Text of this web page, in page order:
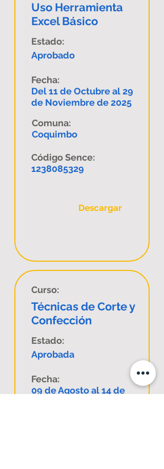
Uso Herramienta
Excel Básico
Estado:
Aprobado
Fecha:
Del 11 de Octubre al 29
de Noviembre de 2025
Comuna:
Coquimbo
Código Sence:
1238085329
Descargar
Curso:
Técnicas de Corte y
Confección
Estado:
Aprobada
Fecha:
09 de Agosto al 14 de